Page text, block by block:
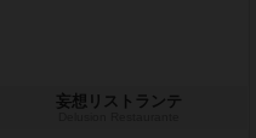
妄想リストランテ